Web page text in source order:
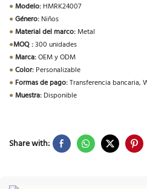
●Modelo: HMRK24007
●Género: Niños
●Material del marco:Metal
●MOQ :300 unidades
●Marca:OEM y ODM
●Color: Personalizable
● Formas de pago:Transferencia bancaria,
●Muestra: Disponible
Share with: